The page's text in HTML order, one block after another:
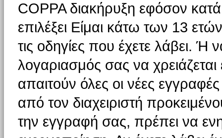
COPPA διακήρυξη εφόσον κατά
επιλέξει Είμαι κάτω των 13
τις οδηγίες που έχετε λάβει. Ή
λογαριασμός σας να
απαιτούν όλες οι νέες
από τον διαχειριστή
την εγγραφή σας, πρέπει να